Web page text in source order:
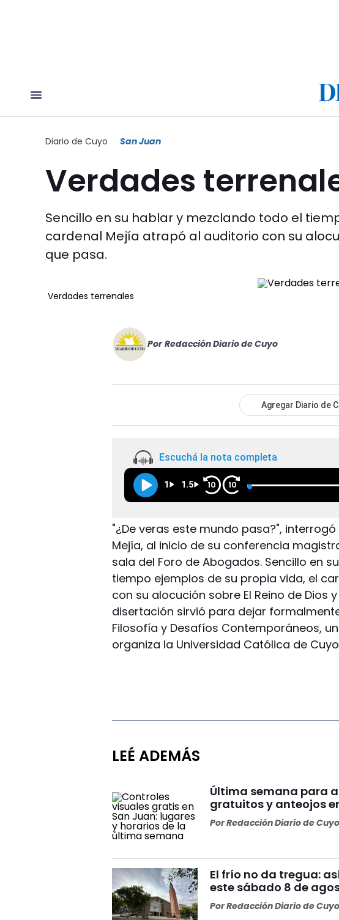
Diario de Cuyo San Juan
Verdades
Sencillo en su hablar y mezclando todo el
cardenal Mejía atrapó al auditorio con su
que pasa.
Verdades terrenales
Por Redacción Diario de Cuyo
Agregar Diario de
Escuchá la nota completa
1 1.5 10 10
"¿De veras este mundo pasa?",
Mejía, al inicio de su conferencia
sala del Foro de Abogados. Sencillo en
tiempo ejemplos de su propia vida, el
con su alocución sobre El Reino de Dios
disertación sirvió para dejar
Filosofía y Desafíos Contemporáneos,
organiza la Universidad Católica de
LEÉ ADEMÁS
Última semana para
gratuitos y anteojos
PorRedacción Diario de Cuyo
El frío no da tregua:
este sábado 8 de
PorRedacción Diario de Cuyo